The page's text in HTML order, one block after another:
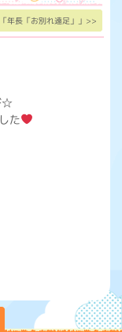
「年長「お別れ遠足」」>>
☆
た